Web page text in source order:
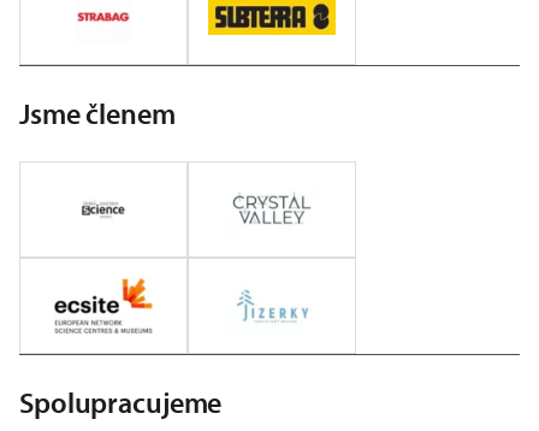
Jsme členem
Spolupracujeme